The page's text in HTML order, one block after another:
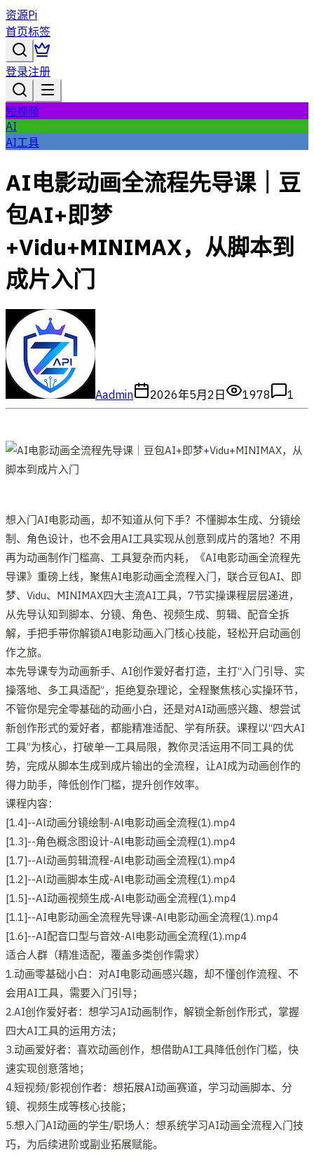
资源Pi
首页标签
登录注册
短视频
AI
AI工具
AI电影动画全流程先导课｜豆
包AI+即梦
+Vidu+MINIMAX，从脚本到
成片入门
Aadmin 2026年5月2日 1978 1
想入门AI电影动画，却不知道从何下手？不懂脚本生成、分镜绘
制、角色设计，也不会用AI工具实现从创意到成片的落地？不用
再为动画制作门槛高、工具复杂而内耗，《AI电影动画全流程先
导课》重磅上线，聚焦AI电影动画全流程入门，联合豆包AI、即
梦、Vidu、MINIMAX四大主流AI工具，7节实操课程层层递进，
从先导认知到脚本、分镜、角色、视频生成、剪辑、配音全拆
解，手把手带你解锁AI电影动画入门核心技能，轻松开启动画创
作之旅。
本先导课专为动画新手、AI创作爱好者打造，主打“入门引导、实
操落地、多工具适配”，拒绝复杂理论，全程聚焦核心实操环节，
不管你是完全零基础的动画小白，还是对AI动画感兴趣、想尝试
新创作形式的爱好者，都能精准适配、学有所获。课程以“四大AI
工具”为核心，打破单一工具局限，教你灵活运用不同工具的优
势，完成从脚本生成到成片输出的全流程，让AI成为动画创作的
得力助手，降低创作门槛，提升创作效率。
课程内容：
[1.4]--Al动画分镜绘制-Al电影动画全流程(1).mp4
[1.3]--角色概念图设计-Al电影动画全流程(1).mp4
[1.7]--Al动画剪辑流程-Al电影动画全流程(1).mp4
[1.2]--Al动画脚本生成-Al电影动画全流程(1).mp4
[1.5]--AI动画视频生成-Al电影动画全流程(1).mp4
[1.1]--AI电影动画全流程先导课-Al电影动画全流程(1).mp4
[1.6]--AI配音口型与音效-Al电影动画全流程(1).mp4
适合人群（精准适配，覆盖多类创作需求）
1.动画零基础小白：对AI电影动画感兴趣，却不懂创作流程、不
会用AI工具，需要入门引导；
2.AI创作爱好者：想学习AI动画制作，解锁全新创作形式，掌握
四大AI工具的运用方法；
3.动画爱好者：喜欢动画创作，想借助AI工具降低创作门槛，快
速实现创意落地；
4.短视频/影视创作者：想拓展AI动画赛道，学习动画脚本、分
镜、视频生成等核心技能；
5.想入门AI动画的学生/职场人：想系统学习AI动画全流程入门技
巧，为后续进阶或副业拓展赋能。